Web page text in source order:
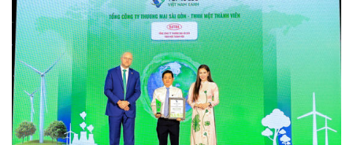
trường. Trong đó, SATRA đang nổi lên như một hạt nhân tiên
phong, chứng minh tầm vóc của một doanh nghiệp Nhà nước hiện
đại lấy